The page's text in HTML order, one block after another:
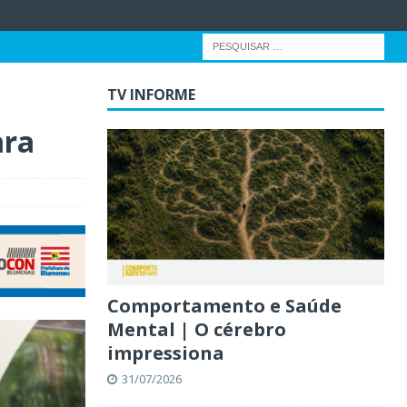
TV INFORME
Comportamento e Saúde
Mental | O cérebro
impressiona
31/07/2026